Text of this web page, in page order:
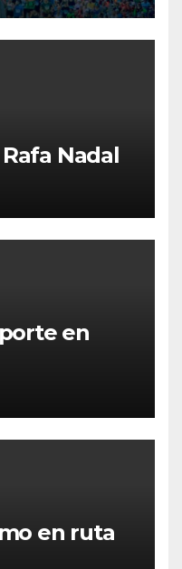
Nadal
en
en ruta